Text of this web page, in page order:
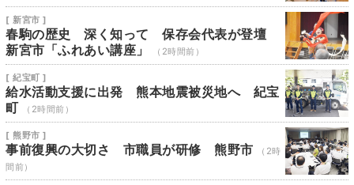
[ 新宮市 ]
春駒の歴史 深く知って 保存会代表が登壇
新宮市「ふれあい講座」
（2時間前）
[ 紀宝町 ]
給水活動支援に出発 熊本地震被災地へ 紀宝
町
（2時間前）
[ 熊野市 ]
事前復興の大切さ 市職員が研修 熊野市
（2時
間前）